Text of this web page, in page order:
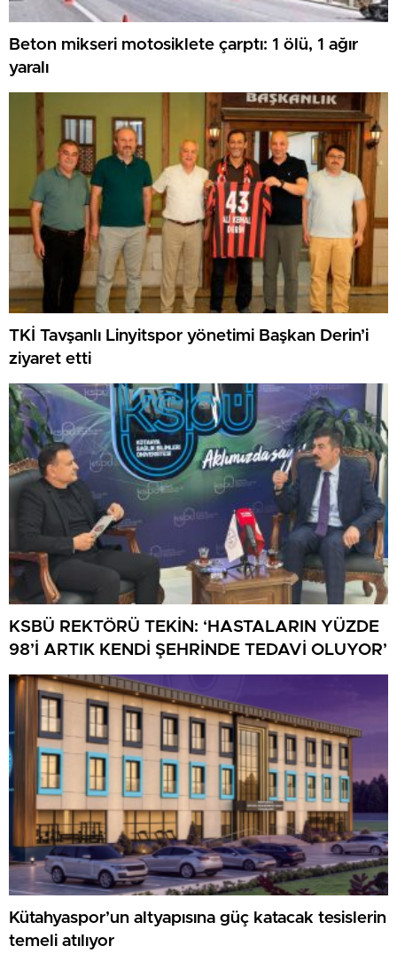
Beton mikseri motosiklete çarptı: 1 ölü, 1 ağır
yaralı
TKİ Tavşanlı Linyitspor yönetimi Başkan Derin’i
ziyaret etti
KSBÜ REKTÖRÜ TEKİN: ‘HASTALARIN YÜZDE
98’İ ARTIK KENDİ ŞEHRİNDE TEDAVİ OLUYOR’
Kütahyaspor’un altyapısına güç katacak tesislerin
temeli atılıyor